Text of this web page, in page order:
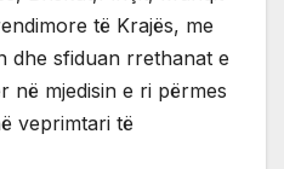
të Krajës, me
dhe sfiduan rrethanat e
në mjedisin e ri përmes
veprimtari të